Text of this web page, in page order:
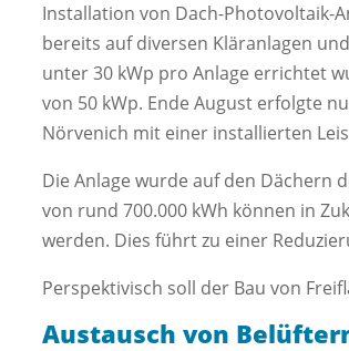
Installation von Dach-Photovoltaik-
bereits auf diversen Kläranlagen
unter 30 kWp pro Anlage errichtet
von 50 kWp. Ende August erfolgte
Nörvenich mit einer installierten
Die Anlage wurde auf den Dächern
von rund 700.000 kWh können in
werden. Dies führt zu einer
Perspektivisch soll der Bau von
Austausch von